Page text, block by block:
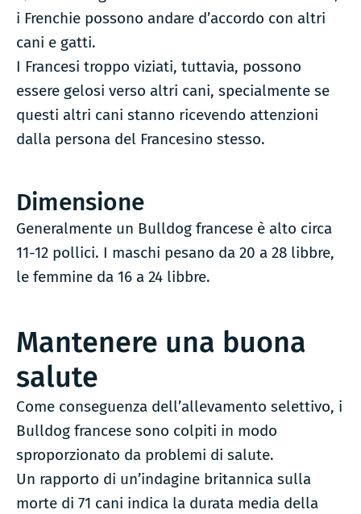
i Frenchie possono andare d’accordo con altri
cani e gatti.
I Francesi troppo viziati, tuttavia, possono
essere gelosi verso altri cani, specialmente se
questi altri cani stanno ricevendo attenzioni
dalla persona del Francesino stesso.
Dimensione
Generalmente un Bulldog francese è alto circa
11-12 pollici. I maschi pesano da 20 a 28 libbre,
le femmine da 16 a 24 libbre.
Mantenere una buona
salute
Come conseguenza dell’allevamento selettivo, i
Bulldog francese sono colpiti in modo
sproporzionato da problemi di salute.
Un rapporto di un’indagine britannica sulla
morte di 71 cani indica la durata media della